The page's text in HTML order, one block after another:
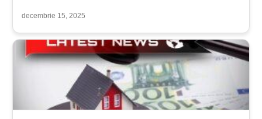
decembrie 15, 2025